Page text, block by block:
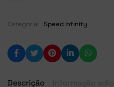
Categoria: Speed Infinity
Descrição